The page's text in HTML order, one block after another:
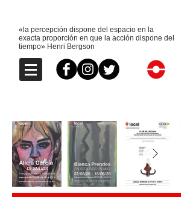
«la percepción dispone del espacio en la
exacta proporción en que la acción dispone del
tiempo» Henri Bergson